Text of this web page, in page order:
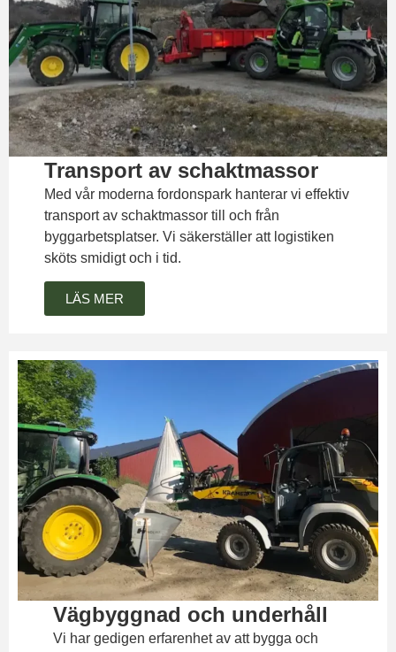
Transport av schaktmassor
Med vår moderna fordonspark hanterar vi effektiv
transport av schaktmassor till och från
byggarbetsplatser. Vi säkerställer att logistiken
sköts smidigt och i tid.
LÄS MER
Vägbyggnad och underhåll
Vi har gedigen erfarenhet av att bygga och